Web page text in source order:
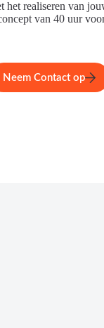
het realiseren van
van 40 uur
Home Service
Neem Contact op